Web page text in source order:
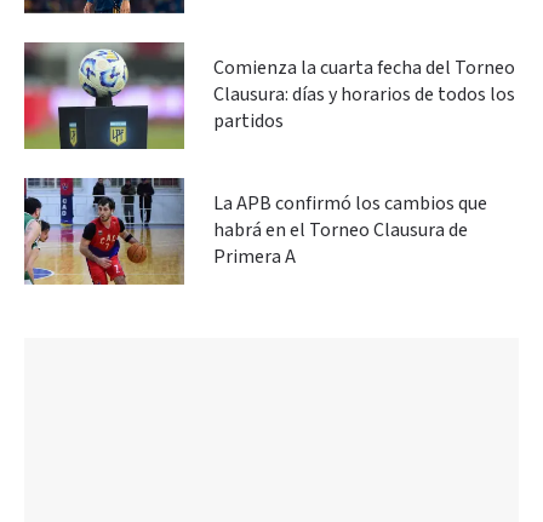
Comienza la cuarta fecha del Torneo
Clausura: días y horarios de todos los
partidos
La APB confirmó los cambios que
habrá en el Torneo Clausura de
Primera A